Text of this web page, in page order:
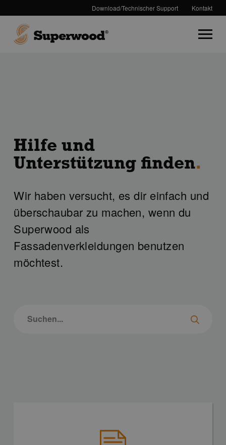
Download/Technischer Support Kontakt
Hilfe und
Unterstützung finden.
Wir haben versucht, es dir einfach und
überschaubar zu machen, wenn du
Superwood als
Fassadenverkleidungen benutzen
möchtest.